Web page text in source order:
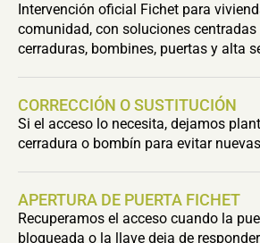
Intervención oficial Fichet para
comunidad, con soluciones centradas
cerraduras, bombines, puertas y alta
CORRECCIÓN O SUSTITUCIÓN
Si el acceso lo necesita, dejamos
cerradura o bombín para evitar
APERTURA DE PUERTA FICHET
Recuperamos el acceso cuando la
bloqueada o la llave deja de